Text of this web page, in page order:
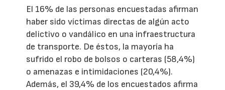
El 16% de las personas encuestadas afirman
haber sido víctimas directas de algún acto
delictivo o vandálico en una infraestructura
de transporte. De éstos, la mayoría ha
sufrido el robo de bolsos o carteras (58,4%)
o amenazas e intimidaciones (20,4%).
Además, el 39,4% de los encuestados afirma